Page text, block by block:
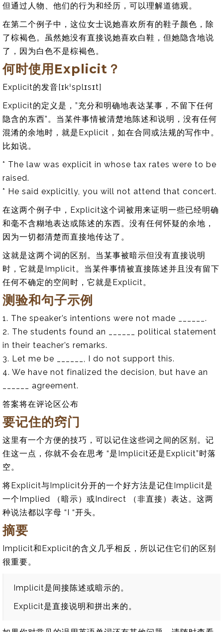
但通过人物、他们的行为和经历，可以理解道德观。
在第二个例子中，这位女士说她喜欢所有的鞋子颜色，除
了棕褐色。虽然她没有直接说她喜欢白鞋，但她隐含地说
了，因为白色不是棕褐色。
何时使用Explicit？
Explicit的发音[ɪkˈsplɪsɪt]
Explicit的定义是，”充分和明确地表达某事，不留下任何
隐含的东西”。当某件事情被清楚地陈述和说明，没有任何
混淆的余地时，就是Explicit，如在合同或法规的写作中。
比如说。
* The law was explicit in whose tax rates were to be
raised.
* He said explicitly, you will not attend that concert.
在这两个例子中，Explicit这个词被用来证明一些已经明确
和毫不含糊地表达或陈述的东西。没有任何怀疑的余地，
因为一切都清楚而直接地传达了。
这就是这两个词的区别。当某事被暗示但没有直接说明
时，它就是Implicit。当某件事情被直接陈述并且没有留下
任何不确定的空间时，它就是Explicit。
测验和句子示例
1. The speaker’s intentions were not made ______.
2. The students found an ______ political statement
in their teacher’s remarks.
3. Let me be ______, I do not support this.
4. We have not finalized the decision, but have an
______ agreement.
答案将在评论区公布
要记住的窍门
这里有一个方便的技巧，可以记住这些词之间的区别。记
住这一点，你就不会在思考 “是Implicit还是Explicit”时落
空。
将Explicit与Implicit分开的一个好方法是记住Implicit是
一个Implied （暗示）或Indirect （非直接）表达。这两
种说法都以字母 “I “开头。
摘要
Implicit和Explicit的含义几乎相反，所以记住它们的区别
很重要。
Implicit是间接陈述或暗示的。
Explicit是直接说明和拼出来的。